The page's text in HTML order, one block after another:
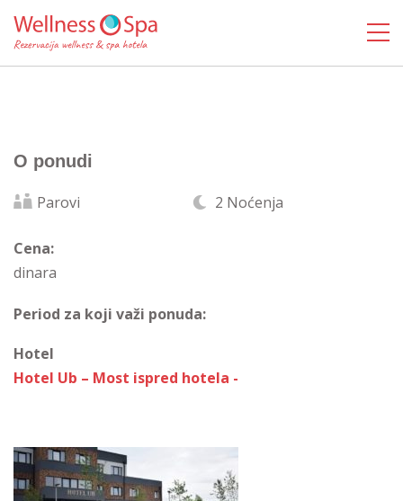
O ponudi
Parovi 2 Noćenja
Cena:
dinara
Period za koji važi ponuda:
Hotel
Hotel Ub – Most ispred hotela -